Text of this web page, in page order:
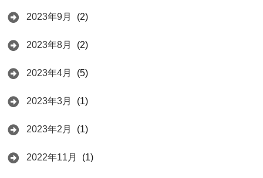
2023年9月 (2)
2023年8月 (2)
2023年4月 (5)
2023年3月 (1)
2023年2月 (1)
2022年11月 (1)